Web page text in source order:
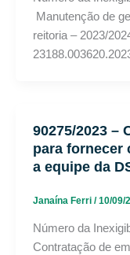
Manutenção de
reitoria – 2023/
90275/2023 –
para fornecer
a equipe da
Janaína Ferri /10/09/
Número da
Contratação de